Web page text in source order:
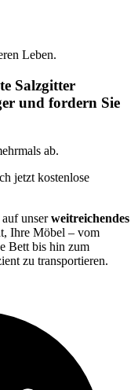
Leben.
Salzgitter
und fordern Sie
ab.
jetzt kostenlose
unserweitreichendes
Ihre Möbel – vom
Bett bis hin zum
zu transportieren.